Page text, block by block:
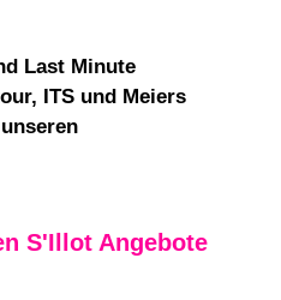
Last Minute
ITS und Meiers
S'Illot Angebote